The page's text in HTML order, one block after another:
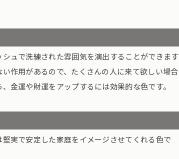
ュで洗練された雰囲気を演出することができます
作用があるので、たくさんの人に来て欲しい場合
金運や財運をアップするには効果的な色です。
実で安定した家庭をイメージさせてくれる色で